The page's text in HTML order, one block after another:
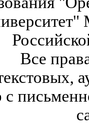
Все
с